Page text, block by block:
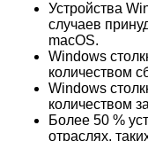
Устройства
случаев
macOS.
Windows
количеством
Windows
количеством
Более 50 %
отраслях,